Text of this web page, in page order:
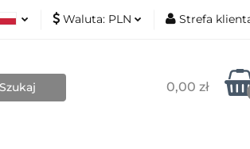
Waluta: PLN Strefa
Zarejestruj
0,00 zł
Nowości